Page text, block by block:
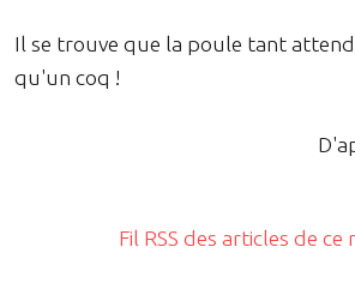
Il se trouve que la poule tant
qu'un coq !
Fil RSS des articles de ce